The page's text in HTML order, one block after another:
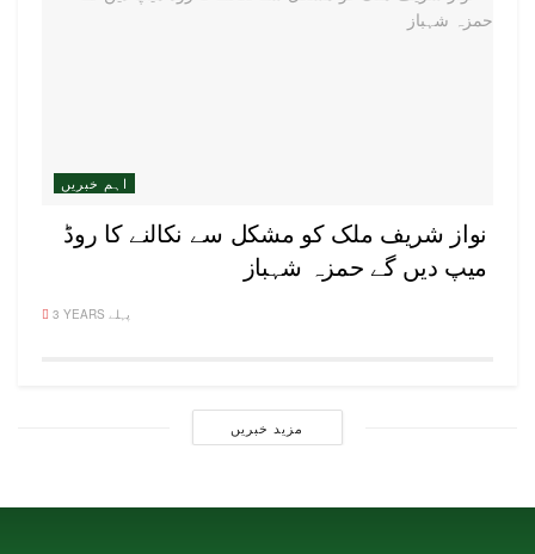
اہم خبریں
نواز شریف ملک کو مشکل سے نکالنے کا روڈ
میپ دیں گے حمزہ شہباز
3 YEARS پہلے
مزید خبریں